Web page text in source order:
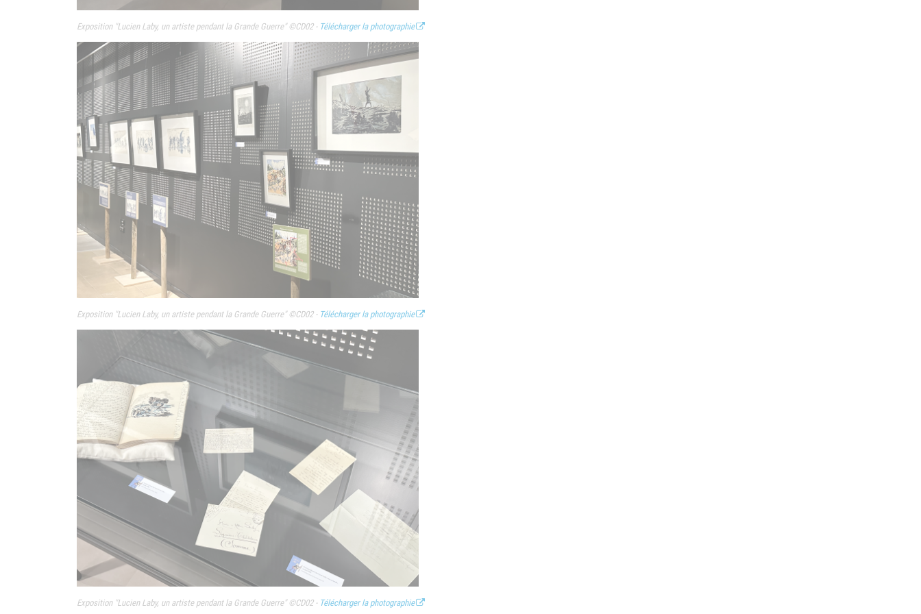
Exposition "Lucien Laby, un artiste pendant la Grande Guerre" ©CD02 - Télécharger la photographie
Exposition "Lucien Laby, un artiste pendant la Grande Guerre" ©CD02 - Télécharger la photographie
Exposition "Lucien Laby, un artiste pendant la Grande Guerre" ©CD02 - Télécharger la photographie